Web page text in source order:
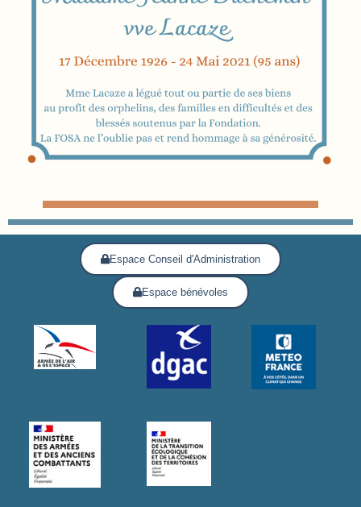
Espace Conseil d'Administration
Espace bénévoles